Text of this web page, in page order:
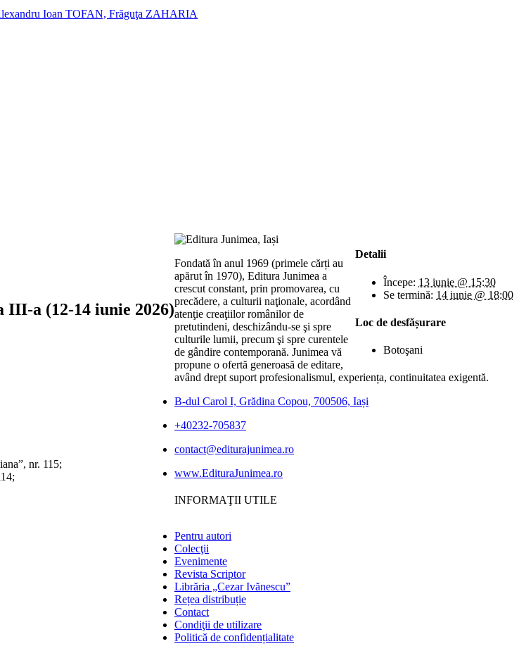
Ioan TOFAN, Frăguţa ZAHARIA
a (12-14 iunie 2026)
nr. 115;
Detalii
Începe: 13 iunie @ 15:30
Se termină: 14 iunie @ 18:00
Loc de desfășurare
Botoşani
Fondată în anul 1969 (primele cărți au
apărut în 1970), Editura Junimea a
crescut constant, prin promovarea, cu
precădere, a culturii naţionale, acordând
atenţie creaţiilor românilor de
pretutindeni, deschizându-se şi spre
culturile lumii, precum şi spre curentele
de gândire contemporană. Junimea vă
propune o ofertă generoasă de editare,
având drept suport profesionalismul, experiența, continuitatea exigentă.
B-dul Carol I, Grădina Copou, 700506, Iași
+40232-705837
contact@editurajunimea.ro
www.EdituraJunimea.ro
INFORMAŢII UTILE
Pentru autori
Colecţii
Evenimente
Revista Scriptor
Librăria „Cezar Ivănescu”
Rețea distribuție
Contact
Condiţii de utilizare
Politică de confidențialitate